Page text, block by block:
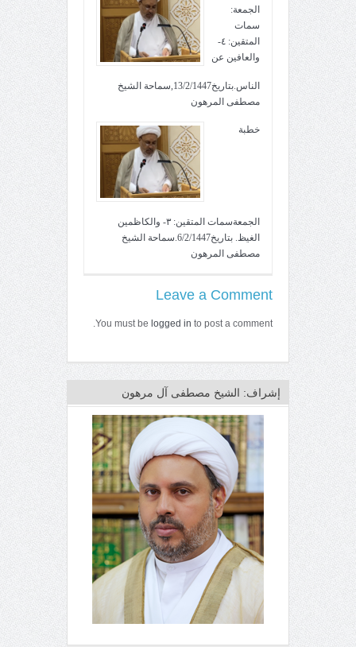
الجمعة:
سمات
المتقين: ٤-
والعافين عن
الناس.بتاريخ13/2/1447,سماحة الشيخ
مصطفى المرهون
خطبة
الجمعةسمات المتقين: ٣- والكاظمين
الغيظ. بتاريخ6/2/1447.سماحة الشيخ
مصطفى المرهون
Leave a Comment
You must be logged in to post a comment.
إشراف: الشيخ مصطفى آل مرهون